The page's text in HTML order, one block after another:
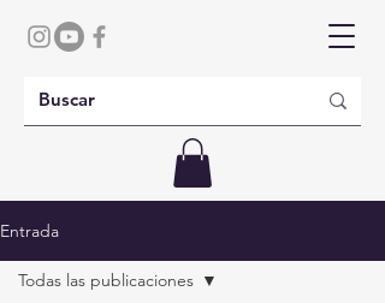
Entrada
Todas las publicaciones